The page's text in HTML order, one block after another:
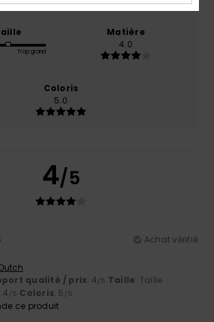
Trop grand
Matière
4.0
Coloris
5.0
4/5
Achat vérifié
qualité / prix: 4/5 Taille: Taille
: 4 /5 Coloris: 5 /5
ce produit